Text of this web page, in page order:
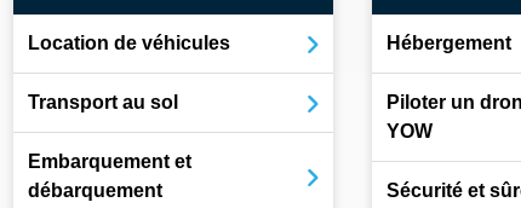
Location de véhicules
Transport au sol
Embarquement et
débarquement
Hébergement
Piloter un
YOW
Sécurité et